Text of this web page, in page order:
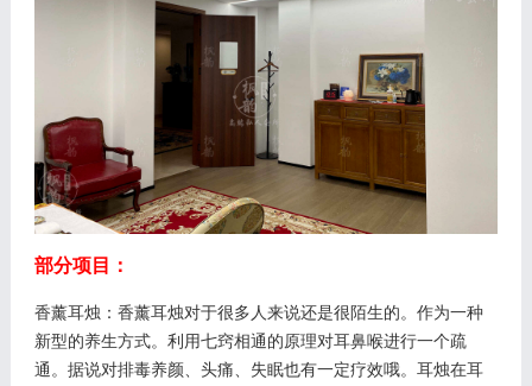
部分项目：
香薰耳烛：香薰耳烛对于很多人来说还是很陌生的。作为一种
新型的养生方式。利用七窍相通的原理对耳鼻喉进行一个疏
通。据说对排毒养颜、头痛、失眠也有一定疗效哦。耳烛在耳